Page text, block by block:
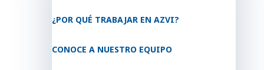
¿POR QUÉ TRABAJAR EN AZVI?
CONOCE A NUESTRO EQUIPO